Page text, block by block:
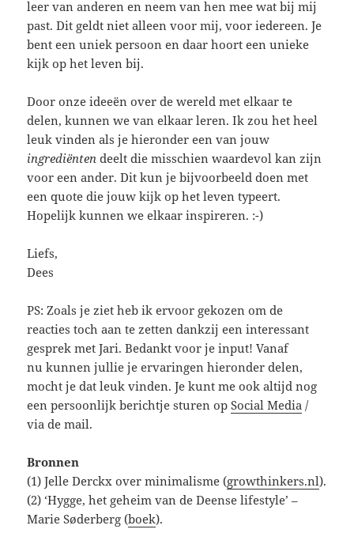
leer van anderen en neem van hen mee wat bij mij
past. Dit geldt niet alleen voor mij, voor iedereen. Je
bent een uniek persoon en daar hoort een unieke
kijk op het leven bij.
Door onze ideeën over de wereld met elkaar te
delen, kunnen we van elkaar leren. Ik zou het heel
leuk vinden als je hieronder een van jouw
ingrediënten deelt die misschien waardevol kan zijn
voor een ander. Dit kun je bijvoorbeeld doen met
een quote die jouw kijk op het leven typeert.
Hopelijk kunnen we elkaar inspireren. :-)
Liefs,
Dees
PS: Zoals je ziet heb ik ervoor gekozen om de
reacties toch aan te zetten dankzij een interessant
gesprek met Jari. Bedankt voor je input! Vanaf
nu kunnen jullie je ervaringen hieronder delen,
mocht je dat leuk vinden. Je kunt me ook altijd nog
een persoonlijk berichtje sturen opSocial Media /
via de mail.
Bronnen
(1) Jelle Derckx over minimalisme (growthinkers.nl).
(2) ‘Hygge, het geheim van de Deense lifestyle’ –
Marie Søderberg (boek).